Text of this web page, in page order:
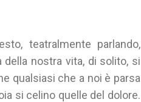
teatralmente parlando,
nostra vita, di solito, si
qualsiasi che a noi è parsa
si celino quelle del dolore.